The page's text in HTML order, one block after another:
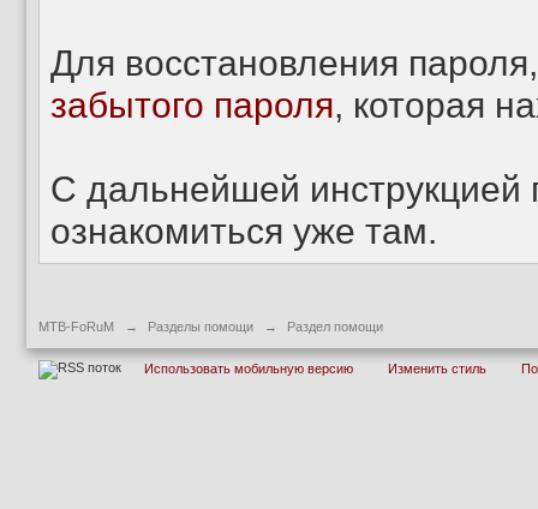
Для восстановления
забытого пароля, которая
С дальнейшей
ознакомиться уже там.
MTB-FoRuM → Разделы помощи → Раздел помощи
Использовать мобильную версию Изменить стиль